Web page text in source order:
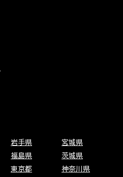
岩手県
宮城県
福島県
茨城県
東京都
神奈川県